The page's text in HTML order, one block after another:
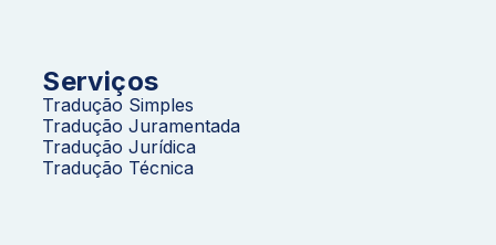
Serviços
Tradução Simples
Tradução Juramentada
Tradução Jurídica
Tradução Técnica